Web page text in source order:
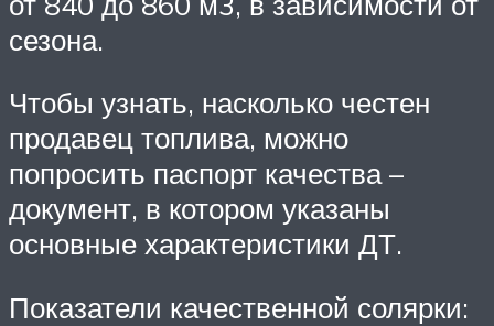
сезона.
Чтобы узнать, насколько честен
продавец топлива, можно
попросить паспорт качества –
документ, в котором указаны
основные характеристики ДТ.
Показатели качественной солярки: